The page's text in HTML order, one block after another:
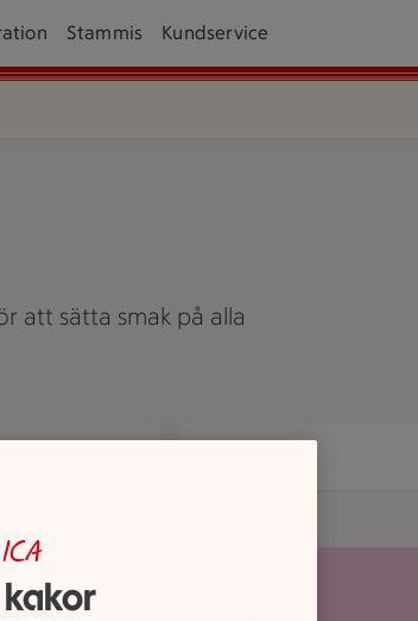
Stammis Kundservice
att sätta smak på alla